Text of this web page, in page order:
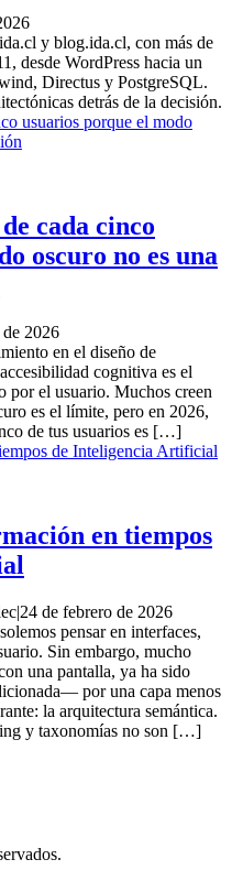
y blog.ida.cl, con más de
desde WordPress hacia un
Directus y PostgreSQL.
detrás de la decisión.
cada cinco
oscuro no es una
2026
en el diseño de
cognitiva es el
por el usuario. Muchos creen
es el límite, pero en 2026,
de tus usuarios es […]
en tiempos
|24 de febrero de 2026
pensar en interfaces,
Sin embargo, mucho
una pantalla, ya ha sido
por una capa menos
la arquitectura semántica.
y taxonomías no son […]